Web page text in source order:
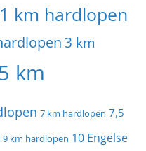
1 km hardlopen
3 km
km
7 km hardlopen 7,5
9 km hardlopen 10 Engelse